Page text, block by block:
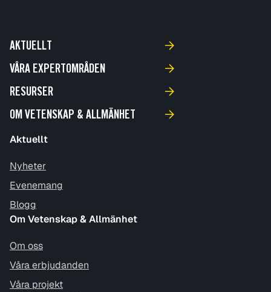
AKTUELLT
VÅRA EXPERTOMRÅDEN
RESURSER
OM VETENSKAP & ALLMÄNHET
Aktuellt
Nyheter
Evenemang
Blogg
Om Vetenskap & Allmänhet
Om oss
Våra erbjudanden
Våra projekt